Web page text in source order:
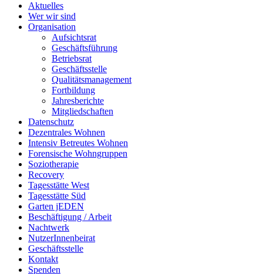
Aktuelles
Wer wir sind
Organisation
Aufsichtsrat
Geschäftsführung
Betriebsrat
Geschäftsstelle
Qualitätsmanagement
Fortbildung
Jahresberichte
Mitgliedschaften
Datenschutz
Dezentrales Wohnen
Intensiv Betreutes Wohnen
Forensische Wohngruppen
Soziotherapie
Recovery
Tagesstätte West
Tagesstätte Süd
Garten jEDEN
Beschäftigung / Arbeit
Nachtwerk
NutzerInnenbeirat
Geschäftsstelle
Kontakt
Spenden